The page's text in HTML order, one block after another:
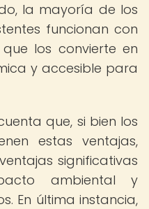
la mayoría de los
funcionan con
los convierte en
y accesible para
que, si bien los
estas ventajas,
significativas
ambiental y
En última instancia,